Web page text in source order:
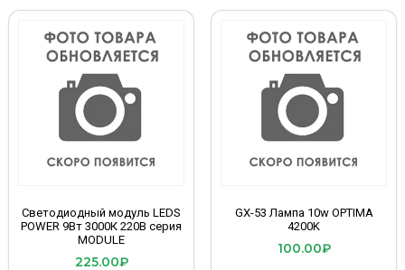
Светодиодный модуль LEDS
POWER 9Вт 3000К 220В серия
MODULE
225.00₽
GX-53 Лампа 10w OPTIMA
4200K
100.00₽